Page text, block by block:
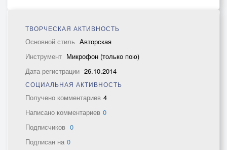
ТВОРЧЕСКАЯ АКТИВНОСТЬ
Основной стиль Авторская
Инструмент Микрофон (только пою)
Дата регистрации 26.10.2014
СОЦИАЛЬНАЯ АКТИВНОСТЬ
Получено комментариев 4
Написано комментариев 0
Подписчиков 0
Подписан на 0